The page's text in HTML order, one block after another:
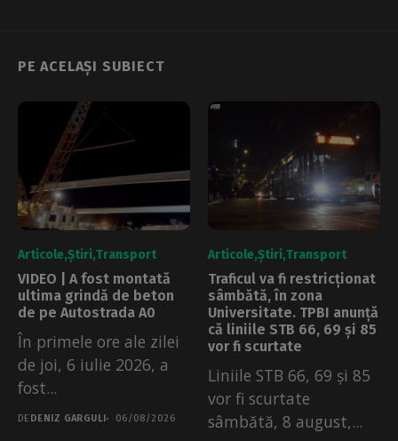
PE ACELAȘI SUBIECT
Articole Știri Transport
VIDEO | A fost montată
ultima grindă de beton
de pe Autostrada A0
În primele ore ale zilei
de joi, 6 iulie 2026, a
fost...
DE DENIZ GARGULI 06/08/2026
Articole Știri Transport
Traficul va fi restricționat
sâmbătă, în zona
Universitate. TPBI anunță
că liniile STB 66, 69 și 85
vor fi scurtate
Liniile STB 66, 69 și 85
vor fi scurtate
sâmbătă, 8 august,...